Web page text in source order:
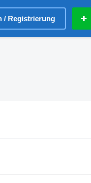
/ Registrierung